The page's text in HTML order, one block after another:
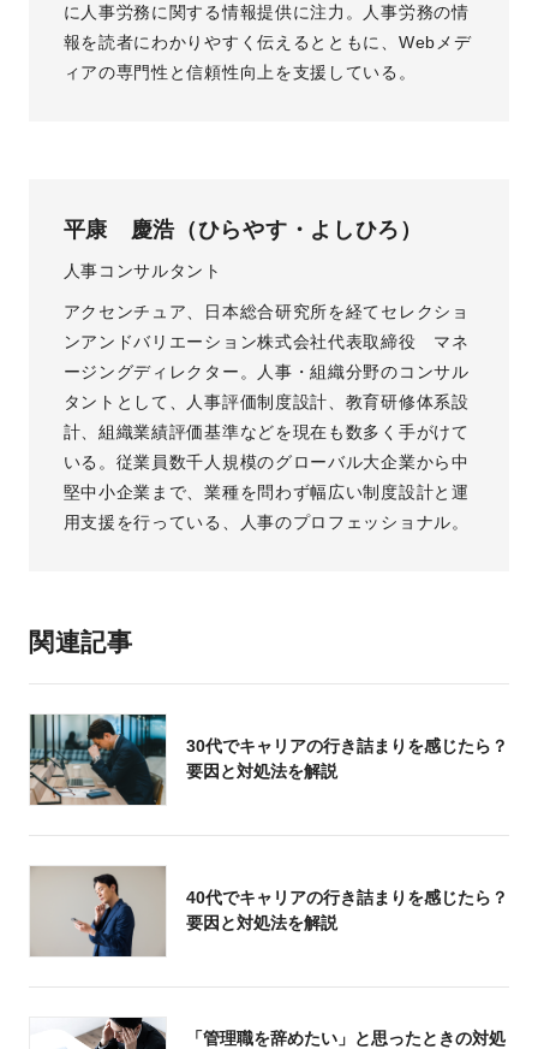
に人事労務に関する情報提供に注力。人事労務の情
報を読者にわかりやすく伝えるとともに、Webメデ
ィアの専門性と信頼性向上を支援している。
平康 慶浩（ひらやす・よしひろ）
人事コンサルタント
アクセンチュア、日本総合研究所を経てセレクショ
ンアンドバリエーション株式会社代表取締役 マネ
ージングディレクター。人事・組織分野のコンサル
タントとして、人事評価制度設計、教育研修体系設
計、組織業績評価基準などを現在も数多く手がけて
いる。従業員数千人規模のグローバル大企業から中
堅中小企業まで、業種を問わず幅広い制度設計と運
用支援を行っている、人事のプロフェッショナル。
関連記事
30代でキャリアの行き詰まりを感じたら？
要因と対処法を解説
40代でキャリアの行き詰まりを感じたら？
要因と対処法を解説
「管理職を辞めたい」と思ったときの対処